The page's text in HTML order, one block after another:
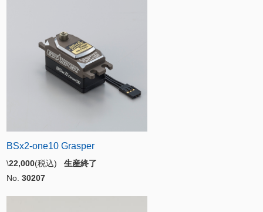
BSx2-one10 Grasper
\22,000(税込) 生産終了
No. 30207